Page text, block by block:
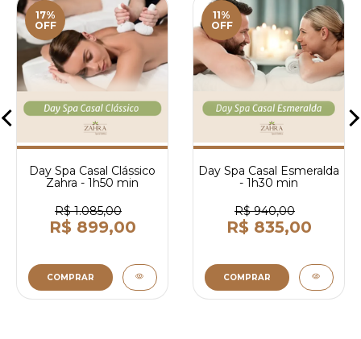
17%
OFF
Day Spa Casal Clássico
Zahra - 1h50 min
R$ 1.085,00
R$ 899,00
COMPRAR
11%
OFF
Day Spa Casal Esmeralda
- 1h30 min
R$ 940,00
R$ 835,00
COMPRAR